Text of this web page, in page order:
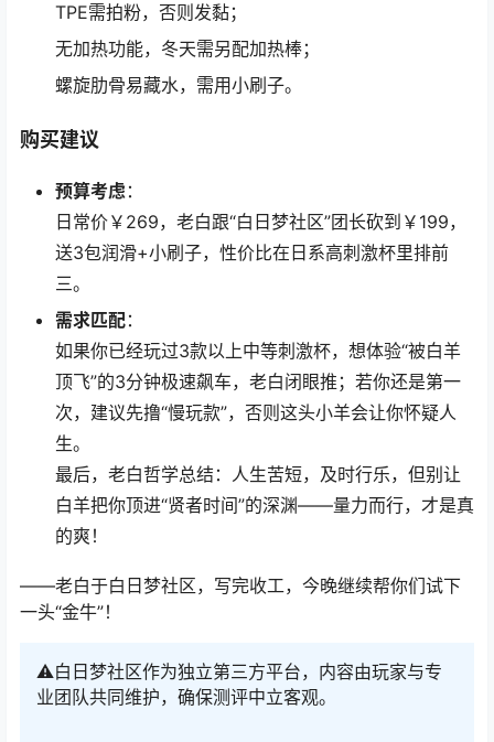
TPE需拍粉，否则发黏；
无加热功能，冬天需另配加热棒；
螺旋肋骨易藏水，需用小刷子。
购买建议
预算考虑 ：
日常价￥269，老白跟“白日梦社区”团长砍到￥199，
送3包润滑+小刷子，性价比在日系高刺激杯里排前
三。
需求匹配：
如果你已经玩过3款以上中等刺激杯，想体验“被白羊
顶飞”的3分钟极速飙车，老白闭眼推；若你还是第一
次，建议先撸“慢玩款”，否则这头小羊会让你怀疑人
生。
最后，老白哲学总结：人生苦短，及时行乐，但别让
白羊把你顶进“贤者时间”的深渊——量力而行，才是真
的爽！
——老白于白日梦社区，写完收工，今晚继续帮你们试下
一头“金牛”！
⚠️白日梦社区作为独立第三方平台，内容由玩家与专
业团队共同维护，确保测评中立客观。